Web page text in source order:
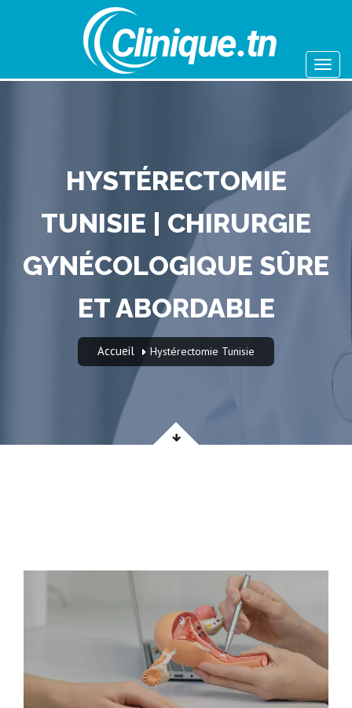
HYSTÉRECTOMIE
TUNISIE | CHIRURGIE
GYNÉCOLOGIQUE SÛRE
ET ABORDABLE
Accueil Hystérectomie Tunisie